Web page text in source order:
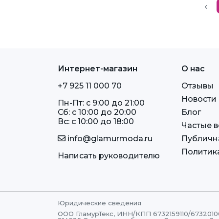
Интернет-магазин
+7 925 11 000 70
Пн-Пт: c 9:00 до 21:00
Сб: c 10:00 до 20:00
Вс: c 10:00 до 18:00
info@glamurmoda.ru
Написать руководителю
О нас
Отзывы
Новости
Блог
Частые
Юридические сведения
ООО ГламурТекс, ИНН/КПП 6732159110/